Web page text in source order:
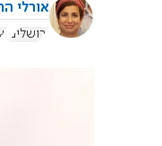
אורלי
ירושלים